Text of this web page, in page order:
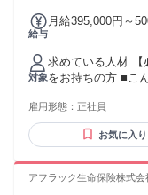
ント ・フリーラ
族勧誘なし ＊未経験･初心者OK ＊経験者歓迎･有資格者歓迎
＊高卒･大学卒な
主婦･主夫歓迎（
50％以上 ＊副業･
給与
月給395,000円～
あり 1ヶ月あたり
間：1ヶ月あたり
ついては別途残業代を支給する 【
払われる通勤・皆
決定します。 ※固
給・賞与（年2回
リモートワーク手
当 ・近隣住宅手当
対象
求めている人材 【
をお持ちの方 ■こんな方は優遇いたします ・CA/RA両面の経
経験がある方 ■求める人物像 ・キャリア支援に興味がある方
・本質的な採用に
変化を楽しめる
雇用形態： 正社員
お気に入り
アフラック生命保険株式